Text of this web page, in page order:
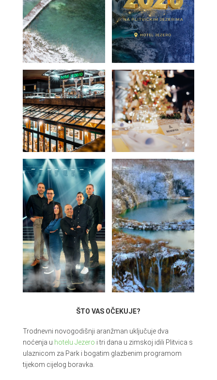
ŠTO VAS OČEKUJE?
Trodnevni novogodišnji aranžman uključuje dva
noćenja u hotelu Jezero i tri dana u zimskoj idili Plitvica s
ulaznicom za Park i bogatim glazbenim programom
tijekom cijelog boravka.